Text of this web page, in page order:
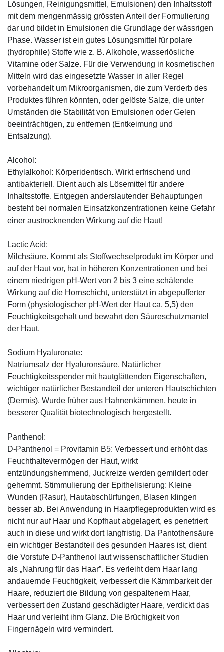
Lösungen, Reinigungsmittel, Emulsionen) den Inhaltsstoff
mit dem mengenmässig grössten Anteil der Formulierung
dar und bildet in Emulsionen die Grundlage der wässrigen
Phase. Wasser ist ein gutes Lösungsmittel für polare
(hydrophile) Stoffe wie z. B. Alkohole, wasserlösliche
Vitamine oder Salze. Für die Verwendung in kosmetischen
Mitteln wird das eingesetzte Wasser in aller Regel
vorbehandelt um Mikroorganismen, die zum Verderb des
Produktes führen könnten, oder gelöste Salze, die unter
Umständen die Stabilität von Emulsionen oder Gelen
beeinträchtigen, zu entfernen (Entkeimung und
Entsalzung).
Alcohol:
Ethylalkohol: Körperidentisch. Wirkt erfrischend und
antibakteriell. Dient auch als Lösemittel für andere
Inhaltsstoffe. Entgegen anderslautender Behauptungen
besteht bei normalen Einsatzkonzentrationen keine Gefahr
einer austrocknenden Wirkung auf die Haut!
Lactic Acid:
Milchsäure. Kommt als Stoffwechselprodukt im Körper und
auf der Haut vor, hat in höheren Konzentrationen und bei
einem niedrigen pH-Wert von 2 bis 3 eine schälende
Wirkung auf die Hornschicht, unterstützt in abgepufferter
Form (physiologischer pH-Wert der Haut ca. 5,5) den
Feuchtigkeitsgehalt und bewahrt den Säureschutzmantel
der Haut.
Sodium Hyaluronate:
Natriumsalz der Hyaluronsäure. Natürlicher
Feuchtigkeitsspender mit hautglättenden Eigenschaften,
wichtiger natürlicher Bestandteil der unteren Hautschichten
(Dermis). Wurde früher aus Hahnenkämmen, heute in
besserer Qualität biotechnologisch hergestellt.
Panthenol:
D-Panthenol = Provitamin B5: Verbessert und erhöht das
Feuchthaltevermögen der Haut, wirkt
entzündungshemmend, Juckreize werden gemildert oder
gehemmt. Stimmulierung der Epithelisierung: Kleine
Wunden (Rasur), Hautabschürfungen, Blasen klingen
besser ab. Bei Anwendung in Haarpflegeprodukten wird es
nicht nur auf Haar und Kopfhaut abgelagert, es penetriert
auch in diese und wirkt dort langfristig. Da Pantothensäure
ein wichtiger Bestandteil des gesunden Haares ist, dient
die Vorstufe D-Panthenol laut wissenschaftlicher Studien
als „Nahrung für das Haar”. Es verleiht dem Haar lang
andauernde Feuchtigkeit, verbessert die Kämmbarkeit der
Haare, reduziert die Bildung von gespaltenem Haar,
verbessert den Zustand geschädigter Haare, verdickt das
Haar und verleiht ihm Glanz. Die Brüchigkeit von
Fingernägeln wird vermindert.